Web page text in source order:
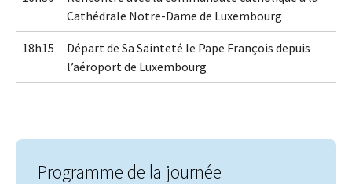
Cathédrale Notre-Dame de Luxembourg
18h15
Départ de Sa Sainteté le Pape François depuis
l’aéroport de Luxembourg
Programme de la journée